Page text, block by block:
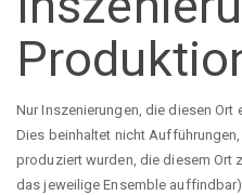
Nur Inszenierungen, die diesen
Dies beinhaltet nicht
produziert wurden, die diesem Ort
das jeweilige Ensemble